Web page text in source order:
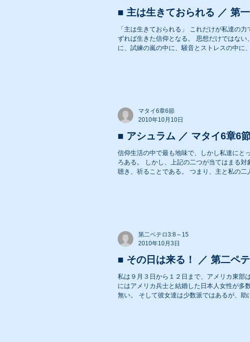
2016年 礼拝メッセージ 2015年 礼
2012年 礼拝メッセージ
2004年 礼拝メッセージ
■ 主は生きておられる ／ 第
「主は生きておられる」 これだけが私達の力である、と言っても過言ではない。 生きておられる主を信
ずれば生きた信仰となる。 思想だけではない、理想だけではない、神学でもない。 自分が今生きる人生
に、試練の嵐の中に、騒音とストレスの中に
■ アシュラム ／ マタイ6章6
信仰生活の中で最も地味で、しかし私達にとって最も力と
ろある。 しかし、上記の二つが当てはまる対象は一つしかない。 それは主の前に静まって、主の言葉を
聴き、祈ることである。 つま
マタイ6章6節
2010年10月10日
■ その日は来る！ ／ 第二ペ
私は９月３日から１２日まで、アメリカ東部は
にはアメリカ兵士と結婚した日本人女性が多数住んでおられる。 クリス
無い。 そして彼女達は少数派ではあるが
第二ペテロ3:8～15
2010年10月3日